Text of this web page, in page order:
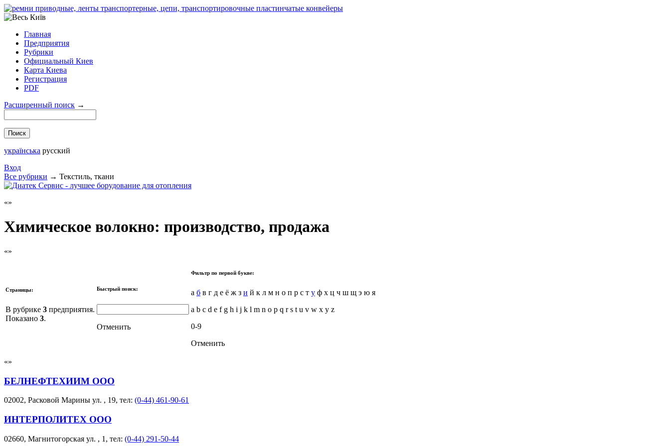
Главная
Предприятия
Рубрики
Официальный Киев
Карта Киева
Регистрация
PDF
Расширенный поиск →
українська русский
Вход
Все рубрики → Текстиль, ткани
Химическое волокно: производство, продажа
Страницы:
В рубрике 3 предприятия.
Показано 3.
Быстрый поиск:
Отменить
Фильтр по первой букве:
а б в г д е ё ж з и й к л м н о п р с т у ф х ц ч ш щ э ю я
a b c d e f g h i j k l m n o p q r s t u v w x y z
0-9
Отменить
БЕЛНЕФТЕХИИМ ООО
02002, Расковой Марины ул. , 19, тел: (0-44) 461-90-61
ИНТЕРПОЛИТЕХ ООО
02660, Магнитогорская ул. , 1, тел: (0-44) 291-50-44